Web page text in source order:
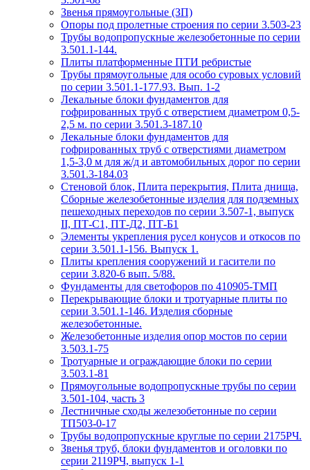
Звенья прямоугольные (ЗП)
Опоры под пролетные строения по серии 3.503-23
Трубы водопропускные железобетонные по серии
3.501.1-144.
Плиты платформенные ПТИ ребристые
Трубы прямоугольные для особо суровых условий
по серии 3.501.1-177.93. Вып. 1-2
Лекальные блоки фундаментов для
гофрированных труб с отверстием диаметром 0,5-
2,5 м. по серии 3.501.3-187.10
Лекальные блоки фундаментов для
гофрированных труб с отверстиями диаметром
1,5-3,0 м для ж/д и автомобильных дорог по серии
3.501.3-184.03
Стеновой блок, Плита перекрытия, Плита днища,
Сборные железобетонные изделия для подземных
пешеходных переходов по серии 3.507-1, выпуск
II, ПТ-С1, ПТ-Д2, ПТ-Б1
Элементы укрепления русел конусов и откосов по
серии 3.501.1-156. Выпуск 1.
Плиты крепления сооружений и гасители по
серии 3.820-6 вып. 5/88.
Фундаменты для светофоров по 410905-ТМП
Перекрывающие блоки и тротуарные плиты по
серии 3.501.1-146. Изделия сборные
железобетонные.
Железобетонные изделия опор мостов по серии
3.503.1-75
Тротуарные и ограждающие блоки по серии
3.503.1-81
Прямоугольные водопропускные трубы по серии
3.501-104, часть 3
Лестничные сходы железобетонные по серии
ТП503-0-17
Трубы водопропускные круглые по серии 2175РЧ.
Звенья труб, блоки фундаментов и оголовки по
серии 2119РЧ, выпуск 1-1